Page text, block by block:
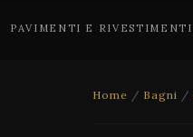
PAVIMENTI E RIVESTIMENTI
Home / Bagni /